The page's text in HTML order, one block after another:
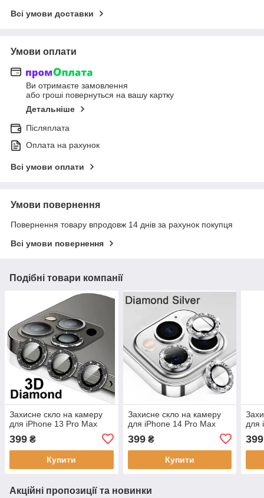
Всі умови доставки
Умови оплати
Ви отримаєте замовлення
або гроші повернуться на вашу картку
Детальніше
Післяплата
Оплата на рахунок
Всі умови оплати
Умови повернення
Повернення товару впродовж 14 днів за рахунок покупця
Всі умови повернення
Подібні товари компанії
Захисне скло на камеру
для iPhone 13 Pro Max
399 ₴
Купити
Захисне скло на камеру
для iPhone 14 Pro Max
399₴
Купити
для
399
Акційні пропозиції та новинки